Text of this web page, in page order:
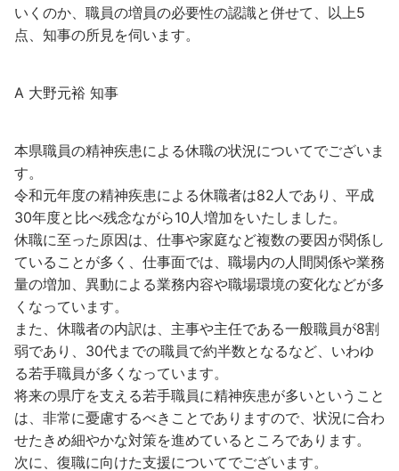
いくのか、職員の増員の必要性の認識と併せて、以上5
点、知事の所見を伺います。
A 大野元裕 知事
本県職員の精神疾患による休職の状況についてでございま
す。
令和元年度の精神疾患による休職者は82人であり、平成
30年度と比べ残念ながら10人増加をいたしました。
休職に至った原因は、仕事や家庭など複数の要因が関係し
ていることが多く、仕事面では、職場内の人間関係や業務
量の増加、異動による業務内容や職場環境の変化などが多
くなっています。
また、休職者の内訳は、主事や主任である一般職員が8割
弱であり、30代までの職員で約半数となるなど、いわゆ
る若手職員が多くなっています。
将来の県庁を支える若手職員に精神疾患が多いということ
は、非常に憂慮するべきことでありますので、状況に合わ
せたきめ細やかな対策を進めているところであります。
次に、復職に向けた支援についてでございます。